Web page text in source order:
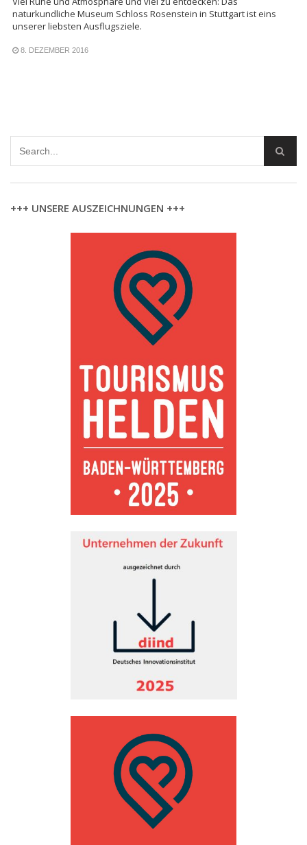
naturkundliche Museum Schloss Rosenstein in Stuttgart ist eins
unserer liebsten Ausflugsziele.
8. DEZEMBER 2016
+++ UNSERE AUSZEICHNUNGEN +++